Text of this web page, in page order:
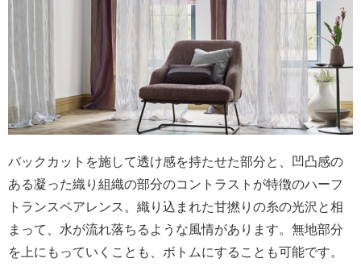
バックカットを施して透け感を持たせた部分と、凹凸感の
ある凝った織り組織の部分のコントラストが特徴のハーフ
トランスペアレンス。織り込まれた甘撚りの糸の光沢と相
まって、水が流れ落ちるような風情があります。無地部分
を上にもっていくことも、ボトムにすることも可能です。